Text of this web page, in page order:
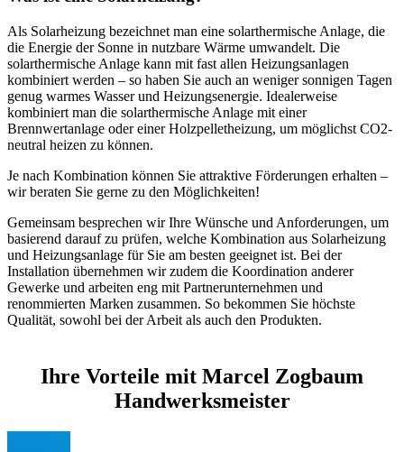
Als Solarheizung bezeichnet man eine solarthermische Anlage, die
die Energie der Sonne in nutzbare Wärme umwandelt. Die
solarthermische Anlage kann mit fast allen Heizungsanlagen
kombiniert werden – so haben Sie auch an weniger sonnigen Tagen
genug warmes Wasser und Heizungsenergie. Idealerweise
kombiniert man die solarthermische Anlage mit einer
Brennwertanlage oder einer Holzpelletheizung, um möglichst CO2-
neutral heizen zu können.
Je nach Kombination können Sie attraktive Förderungen erhalten –
wir beraten Sie gerne zu den Möglichkeiten!
Gemeinsam besprechen wir Ihre Wünsche und Anforderungen, um
basierend darauf zu prüfen, welche Kombination aus Solarheizung
und Heizungsanlage für Sie am besten geeignet ist. Bei der
Installation übernehmen wir zudem die Koordination anderer
Gewerke und arbeiten eng mit Partnerunternehmen und
renommierten Marken zusammen. So bekommen Sie höchste
Qualität, sowohl bei der Arbeit als auch den Produkten.
Ihre Vorteile mit Marcel Zogbaum
Handwerksmeister